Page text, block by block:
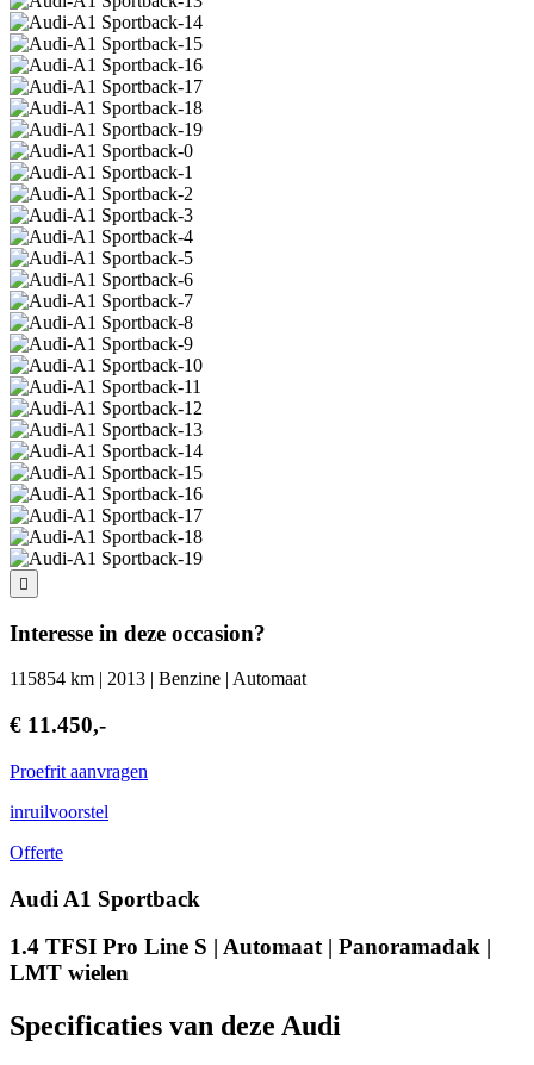
Interesse in deze occasion?
115854 km | 2013 | Benzine | Automaat
€ 11.450,-
Proefrit aanvragen
inruilvoorstel
Offerte
Audi A1 Sportback
1.4 TFSI Pro Line S | Automaat | Panoramadak |
LMT wielen
Specificaties van deze Audi